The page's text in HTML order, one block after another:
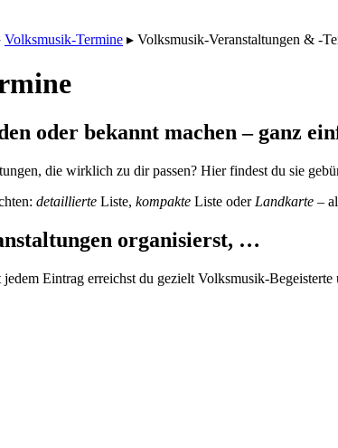
Volksmusik-Termine ▸ Volksmusik-Veranstaltungen & -
oder bekannt machen – ganz
die wirklich zu dir passen? Hier findest du sie
detaillierte Liste, kompakte Liste oder Landkarte –
organisierst, …
Eintrag erreichst du gezielt Volksmusik-